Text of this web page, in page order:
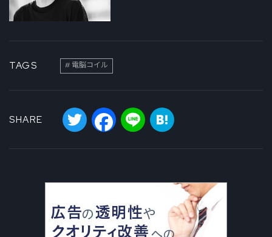
TAGS 電脳コイル
SHARE
Twitter Facebook
Line